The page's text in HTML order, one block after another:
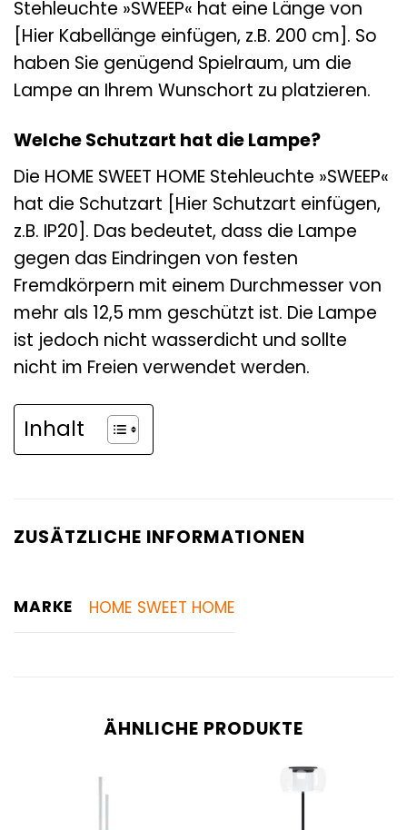
Stehleuchte »SWEEP« hat eine Länge von
[Hier Kabellänge einfügen, z.B. 200 cm]. So
haben Sie genügend Spielraum, um die
Lampe an Ihrem Wunschort zu platzieren.
Welche Schutzart hat die Lampe?
Die HOME SWEET HOME Stehleuchte »SWEEP«
hat die Schutzart [Hier Schutzart einfügen,
z.B. IP20]. Das bedeutet, dass die Lampe
gegen das Eindringen von festen
Fremdkörpern mit einem Durchmesser von
mehr als 12,5 mm geschützt ist. Die Lampe
ist jedoch nicht wasserdicht und sollte
nicht im Freien verwendet werden.
Inhalt
ZUSÄTZLICHE INFORMATIONEN
MARKE HOME SWEET HOME
ÄHNLICHE PRODUKTE